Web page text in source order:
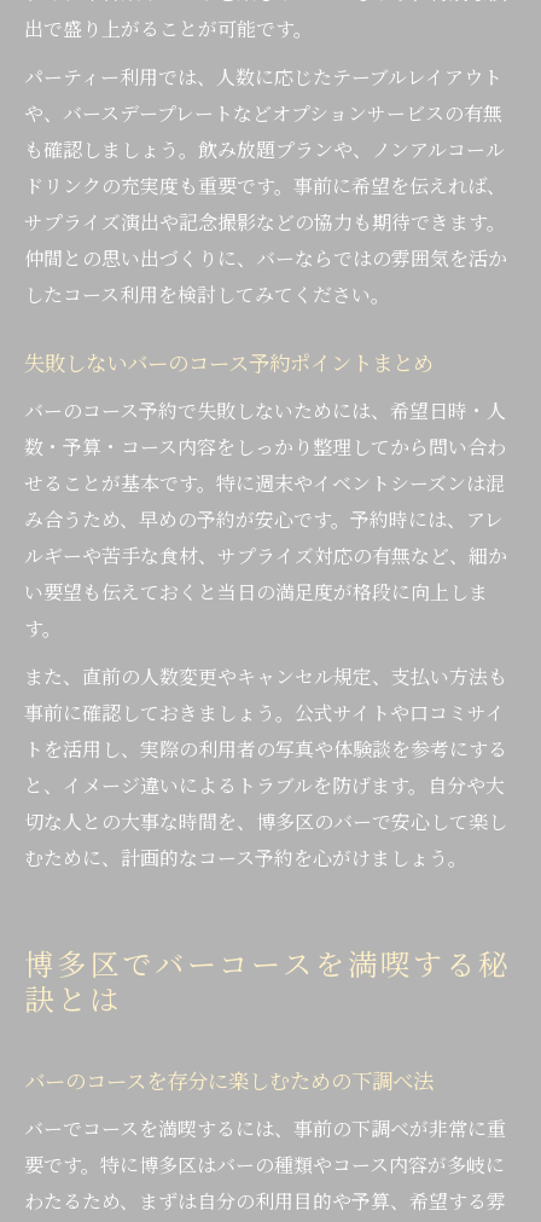
出で盛り上がることが可能です。
パーティー利用では、人数に応じたテーブルレイアウト
や、バースデープレートなどオプションサービスの有無
も確認しましょう。飲み放題プランや、ノンアルコール
ドリンクの充実度も重要です。事前に希望を伝えれば、
サプライズ演出や記念撮影などの協力も期待できます。
仲間との思い出づくりに、バーならではの雰囲気を活か
したコース利用を検討してみてください。
失敗しないバーのコース予約ポイントまとめ
バーのコース予約で失敗しないためには、希望日時・人
数・予算・コース内容をしっかり整理してから問い合わ
せることが基本です。特に週末やイベントシーズンは混
み合うため、早めの予約が安心です。予約時には、アレ
ルギーや苦手な食材、サプライズ対応の有無など、細か
い要望も伝えておくと当日の満足度が格段に向上しま
す。
また、直前の人数変更やキャンセル規定、支払い方法も
事前に確認しておきましょう。公式サイトや口コミサイ
トを活用し、実際の利用者の写真や体験談を参考にする
と、イメージ違いによるトラブルを防げます。自分や大
切な人との大事な時間を、博多区のバーで安心して楽し
むために、計画的なコース予約を心がけましょう。
博多区でバーコースを満喫する秘
訣とは
バーのコースを存分に楽しむための下調べ法
バーでコースを満喫するには、事前の下調べが非常に重
要です。特に博多区はバーの種類やコース内容が多岐に
わたるため、まずは自分の利用目的や予算、希望する雰